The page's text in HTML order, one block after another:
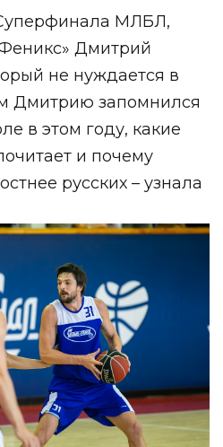
МЛБЛ,
Дмитрий
не нуждается в
Дмитрию запомнился
в этом году, какие
и почему
русских – узнала